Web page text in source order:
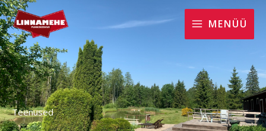
Skip
to
content
MENÜÜ
Teenused